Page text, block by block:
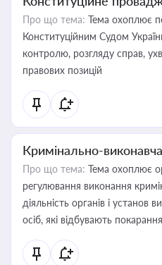
Про що тема: Тема охоплює
Конституційним Судом
контролю, розгляду справ,
правових позицій
Кримінально-
Про що тема: Тема охоплює
регулювання виконання
діяльність органів і установ
осіб, які відбувають покарання